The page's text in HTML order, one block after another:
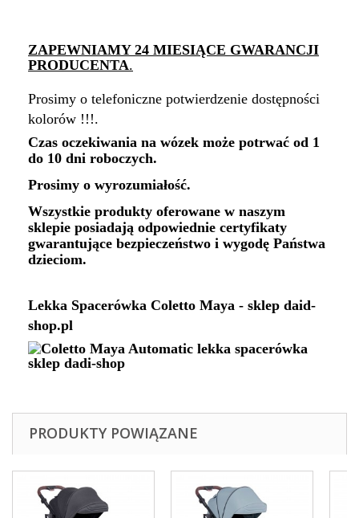
ZAPEWNIAMY 24 MIESIĄCE GWARANCJI
PRODUCENTA.
Prosimy o telefoniczne potwierdzenie dostępności
kolorów !!!.
Czas oczekiwania na wózek może potrwać od 1
do 10 dni roboczych.
Prosimy o wyrozumiałość.
Wszystkie produkty oferowane w naszym
sklepie posiadają odpowiednie certyfikaty
gwarantujące bezpieczeństwo i wygodę Państwa
dzieciom.
Lekka Spacerówka Coletto Maya - sklep daid-
shop.pl
PRODUKTY POWIĄZANE